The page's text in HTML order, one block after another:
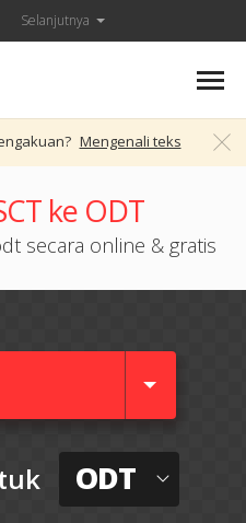
Selanjutnya
Mengenali teks
ke ODT
secara online & gratis
ODT